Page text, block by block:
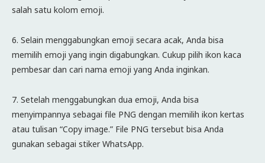
salah satu kolom emoji.
6. Selain menggabungkan emoji secara acak, Anda bisa
memilih emoji yang ingin digabungkan. Cukup pilih ikon kaca
pembesar dan cari nama emoji yang Anda inginkan.
7. Setelah menggabungkan dua emoji, Anda bisa
menyimpannya sebagai file PNG dengan memilih ikon kertas
atau tulisan “Copy image.” File PNG tersebut bisa Anda
gunakan sebagai stiker WhatsApp.